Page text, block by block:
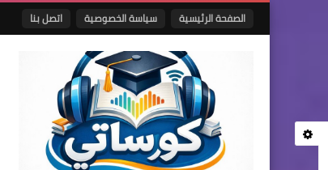
الصفحة الرئيسية سياسة الخصوصية اتصل بنا